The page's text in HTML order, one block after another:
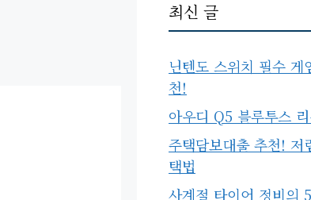
최신 글
닌텐도 스위치 필수 게
천!
아우디 Q5 블루투스
주택담보대출 추천! 저
택법
사계절 타이어 정비의